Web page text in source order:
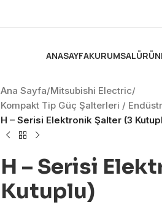
ANASAYFAKURUMSAL
Ana Sayfa/Mitsubishi Electric/
Kompakt Tip Güç Şalterleri /
H – Serisi Elektronik Şalter (3
H – Serisi
Kutuplu)